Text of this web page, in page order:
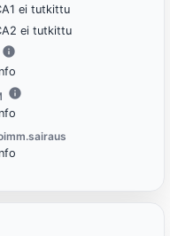
ei tutkittu
ei tutkittu